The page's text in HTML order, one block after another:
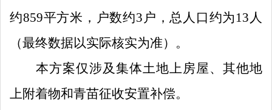
约859平方米，户数约3 户，总人口约为 13 人
（最终数据以实际核实为准）。
本方案仅涉及集体土地上房屋、其他地
上附着物和青苗征收安置补偿。